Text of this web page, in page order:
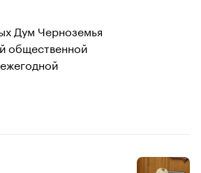
Дум Черноземья
общественной